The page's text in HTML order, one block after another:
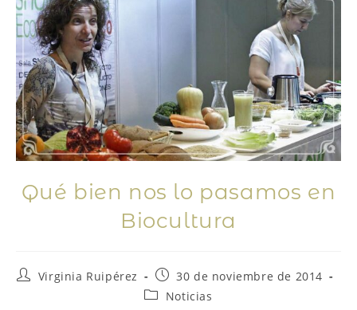
Qué bien nos lo pasamos en
Biocultura
Virginia Ruipérez
30 de noviembre de 2014
Noticias